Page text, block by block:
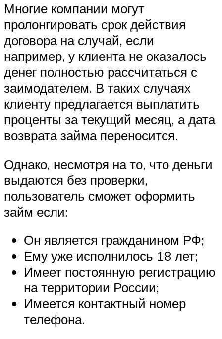
Многие компании могут
пролонгировать срок действия
договора на случай, если
например, у клиента не оказалось
денег полностью рассчитаться с
заимодателем. В таких случаях
клиенту предлагается выплатить
проценты за текущий месяц, а дата
возврата займа переносится.
Однако, несмотря на то, что деньги
выдаются без проверки,
пользователь сможет оформить
займ если:
Он является гражданином РФ;
Ему уже исполнилось 18 лет;
Имеет постоянную регистрацию
на территории России;
Имеется контактный номер
телефона.